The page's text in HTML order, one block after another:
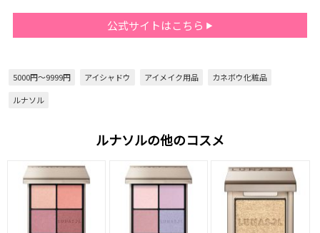
公式サイトはこちら
5000円～9999円 アイシャドウ アイメイク用品
カネボウ化粧品
ルナソル
ルナソルの他のコスメ